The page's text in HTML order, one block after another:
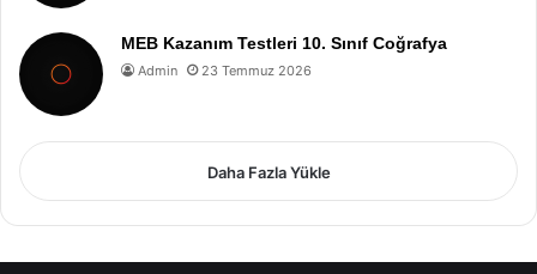
MEB Kazanım Testleri 10. Sınıf Coğrafya
Admin 23 Temmuz 2026
Daha Fazla Yükle